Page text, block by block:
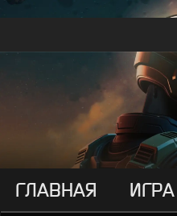
ГЛАВНАЯ ИГРА